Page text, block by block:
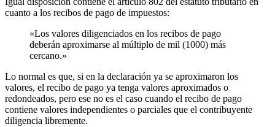
cuanto a los recibos de pago de impuestos:
«Los valores diligenciados en los recibos de pago
deberán aproximarse al múltiplo de mil (1000) más
cercano.»
Lo normal es que, si en la declaración ya se aproximaron los
valores, el recibo de pago ya tenga valores aproximados o
redondeados, pero ese no es el caso cuando el recibo de pago
contiene valores independientes o parciales que el contribuyente
diligencia libremente.